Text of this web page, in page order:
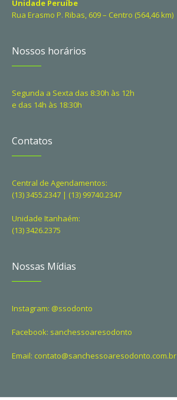
Unidade Peruíbe
Rua Erasmo P. Ribas, 609 – Centro (564,46 km)
Nossos horários
Segunda a Sexta das 8:30h às 12h
e das 14h às 18:30h
Contatos
Central de Agendamentos:
(13) 3455.2347 | (13) 99740.2347
Unidade Itanhaém:
(13) 3426.2375
Nossas Mídias
Instagram: @ssodonto
Facebook: sanchessoaresodonto
Email: contato@sanchessoaresodonto.com.br